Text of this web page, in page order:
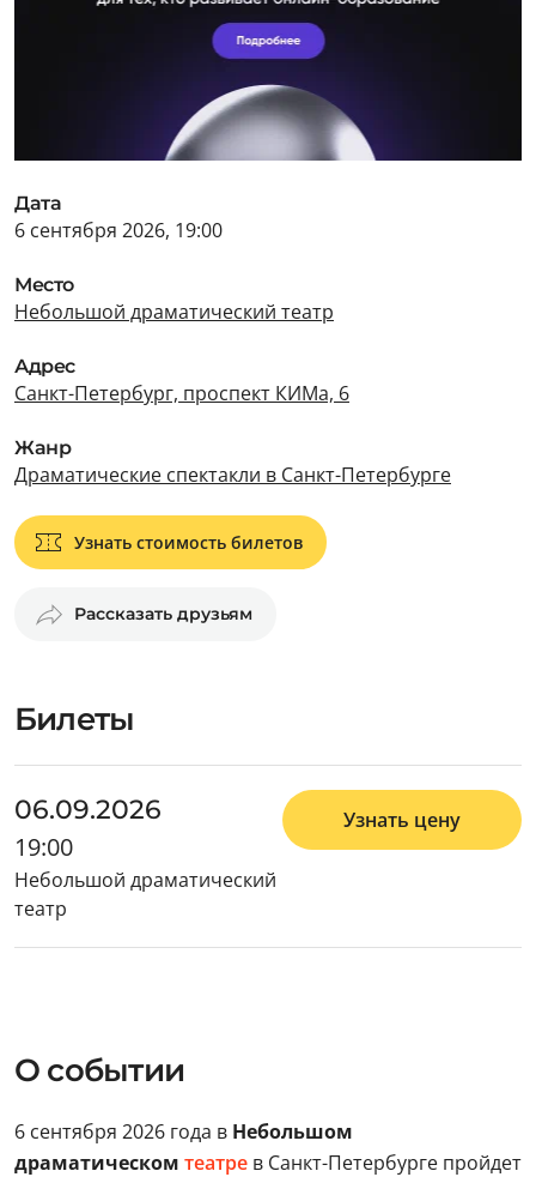
Дата
6 сентября 2026, 19:00
Место
Небольшой драматический театр
Адрес
Санкт-Петербург, проспект КИМа, 6
Жанр
Драматические спектакли в Санкт-Петербурге
Узнать стоимость билетов
Рассказать друзьям
Билеты
06.09.2026
19:00
Небольшой драматический
театр
Узнать цену
О событии
6 сентября 2026 года в Небольшом
драматическом театре в Санкт-Петербурге пройдет